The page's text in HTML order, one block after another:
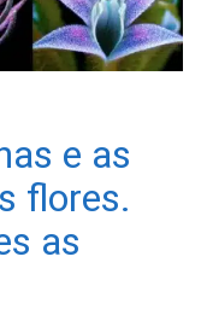
e as
flores.
as